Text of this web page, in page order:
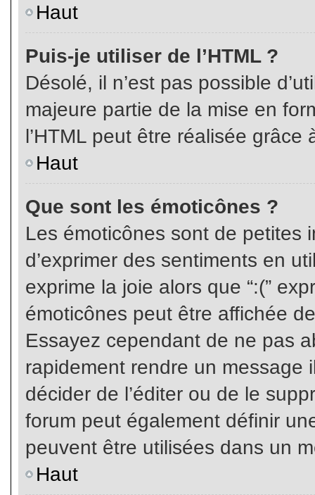
Haut
Puis-je utiliser de l’HTML ?
Désolé, il n’est pas possible
majeure partie de la mise en
l’HTML peut être réalisée grâce
Haut
Que sont les émoticônes ?
Les émoticônes sont de petites
d’exprimer des sentiments en
exprime la joie alors que “:(”
émoticônes peut être affichée
Essayez cependant de ne pas
rapidement rendre un message
décider de l’éditer ou de le
forum peut également définir
peuvent être utilisées dans un
Haut